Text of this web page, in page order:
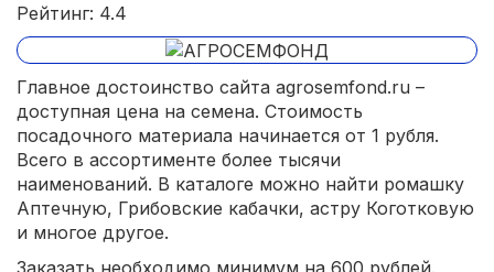
Рейтинг: 4.4
Главное достоинство сайта agrosemfond.ru –
доступная цена на семена. Стоимость
посадочного материала начинается от 1 рубля.
Всего в ассортименте более тысячи
наименований. В каталоге можно найти ромашку
Аптечную, Грибовские кабачки, астру Коготковую
и многое другое.